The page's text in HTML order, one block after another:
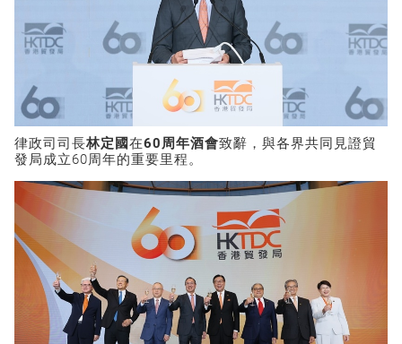
律政司司長林定國在60周年酒會致辭，與各界共同見證貿
發局成立60周年的重要里程。